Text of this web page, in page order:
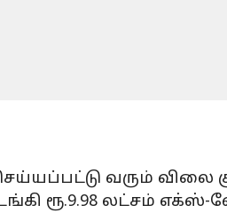
வரும் விலை
ரூ.9.98 லட்சம்